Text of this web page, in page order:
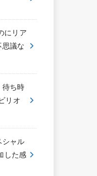
にリア
思議な
待ち時
リオ
シャル
した感